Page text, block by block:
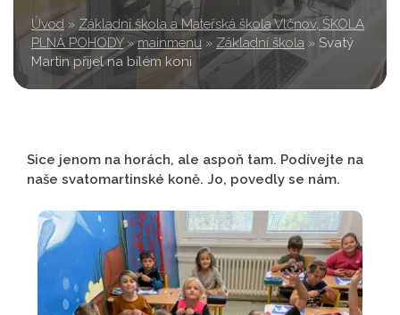
Úvod » Základní škola a Mateřská škola Vlčnov, ŠKOLA
PLNÁ POHODY » mainmenu » Základní škola » Svatý
Martin přijel na bílém koni
Sice jenom na horách, ale aspoň tam. Podívejte na
naše svatomartinské koně. Jo, povedly se nám.